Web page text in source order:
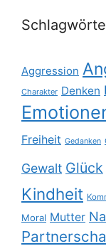
Aggression
Charakter Denken
Freiheit Gedanken
Gewalt Glück
Kindheit
Moral Mutter